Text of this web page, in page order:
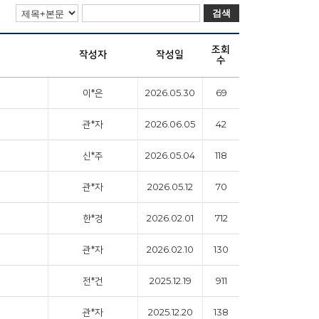
검색
작성자 작성일
조회
수
이*은 2026.05.30 69
관*자 2026.06.05 42
신*주 2026.05.04 118
관*자 2026.05.12 70
한*경 2026.02.01 712
관*자 2026.02.10 130
전*건 2025.12.19 911
관*자 2025.12.20 138